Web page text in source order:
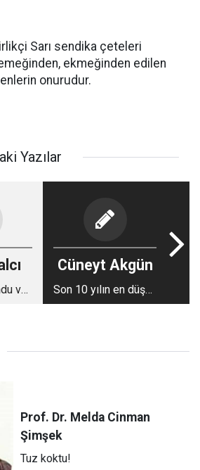
Sarı sendika çeteleri
ekmeğinden edilen
onurudur.
Yazılar
ve
Cüneyt Akgün
Son 10 yılın en düşük
seviyesi ölçüldü!
Prof. Dr. Melda Cinman
Şimşek
Tuz koktu!